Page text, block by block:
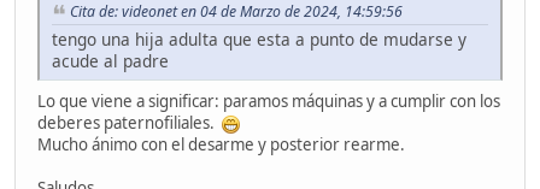
Cita de: videonet en 04 de Marzo de 2024, 14:59:56
tengo una hija adulta que esta a punto de mudarse y
acude al padre
Lo que viene a significar: paramos máquinas y a cumplir con los
deberes paternofiliales.
Mucho ánimo con el desarme y posterior rearme.